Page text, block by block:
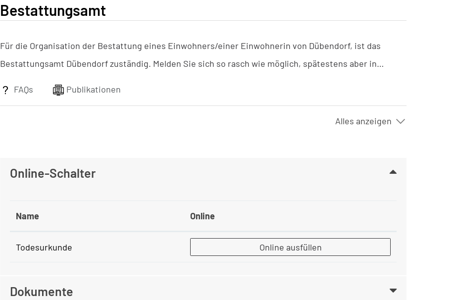
Bestattungsamt
Für die Organisation der Bestattung eines Einwohners/einer Einwohnerin von Dübendorf, ist das
Bestattungsamt Dübendorf zuständig. Melden Sie sich so rasch wie möglich, spätestens aber in…
FAQs Publikationen
Alles anzeigen
Online-Schalter
Name Online
Todesurkunde Todesurkunde
Online ausfüllen
Dokumente